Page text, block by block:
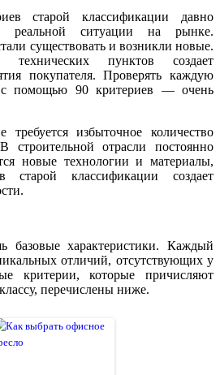
старой классификации давно
реальной ситуации на рынке.
существовать и возникли новые.
технических пунктов создает
покупателя. Проверять каждую
с помощью 90 критериев — очень
избыточное количество
строительной отрасли постоянно
новые технологии и материалы,
старой классификации создает
базовые характеристики. Каждый
отличий, отсутствующих у
критерии, которые причисляют
перечислены ниже.